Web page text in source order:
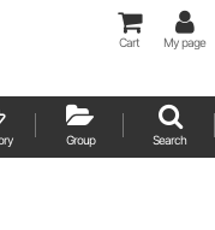
Cart My page
Group Search